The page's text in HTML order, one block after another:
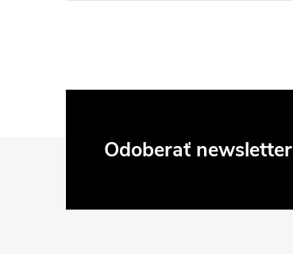
Odoberať newsletter